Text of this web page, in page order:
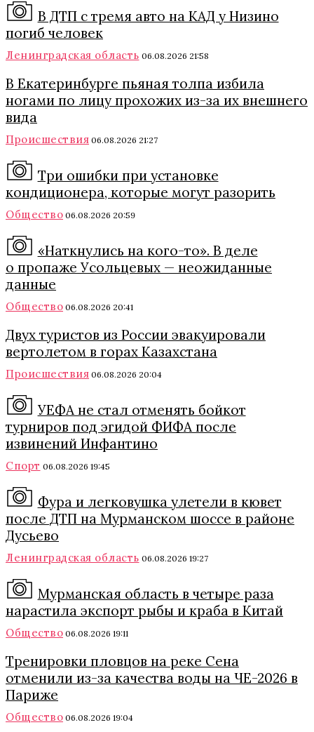
В ДТП с тремя авто на КАД у Низино
погиб человек
Ленинградская область 06.08.2026 21:58
В Екатеринбурге пьяная толпа избила
ногами по лицу прохожих из-за их внешнего
вида
Происшествия 06.08.2026 21:27
Три ошибки при установке
кондиционера, которые могут разорить
Общество 06.08.2026 20:59
«Наткнулись на кого-то». В деле
о пропаже Усольцевых — неожиданные
данные
Общество 06.08.2026 20:41
Двух туристов из России эвакуировали
вертолетом в горах Казахстана
Происшествия 06.08.2026 20:04
УЕФА не стал отменять бойкот
турниров под эгидой ФИФА после
извинений Инфантино
Спорт 06.08.2026 19:45
Фура и легковушка улетели в кювет
после ДТП на Мурманском шоссе в районе
Дусьево
Ленинградская область 06.08.2026 19:27
Мурманская область в четыре раза
нарастила экспорт рыбы и краба в Китай
Общество 06.08.2026 19:11
Тренировки пловцов на реке Сена
отменили из-за качества воды на ЧЕ-2026 в
Париже
Общество 06.08.2026 19:04